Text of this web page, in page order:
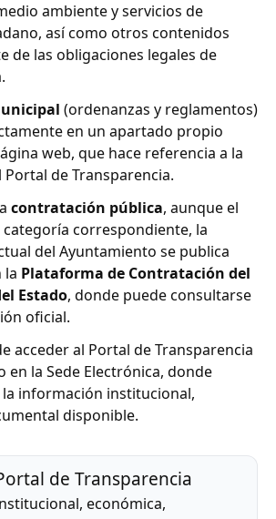
ambiente y servicios de
así como otros contenidos
de las obligaciones legales de
(ordenanzas y reglamentos)
en un apartado propio
web, que hace referencia a la
de Transparencia.
contratación pública, aunque el
correspondiente, la
del Ayuntamiento se publica
la Plataforma de Contratación del
Estado, donde puede consultarse
oficial.
acceder al Portal de Transparencia
en la Sede Electrónica, donde
información institucional,
disponible.
de Transparencia
económica,